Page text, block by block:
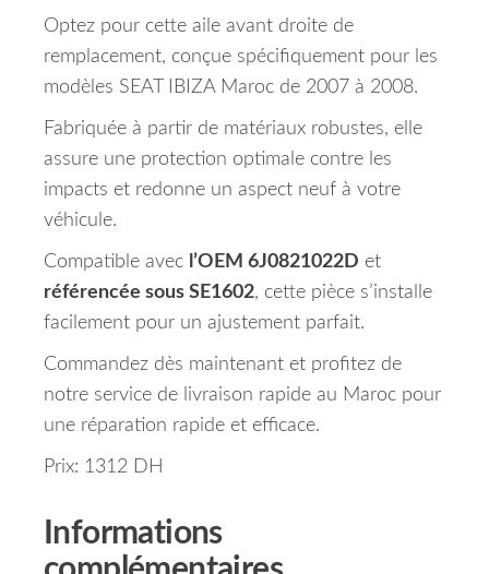
Optez pour cette aile avant droite de
remplacement, conçue spécifiquement pour les
modèles SEAT IBIZA Maroc de 2007 à 2008.
Fabriquée à partir de matériaux robustes, elle
assure une protection optimale contre les
impacts et redonne un aspect neuf à votre
véhicule.
Compatible avec l’OEM 6J0821022D et
référencée sous SE1602, cette pièce s’installe
facilement pour un ajustement parfait.
Commandez dès maintenant et profitez de
notre service de livraison rapide au Maroc pour
une réparation rapide et efficace.
Prix: 1312 DH
Informations